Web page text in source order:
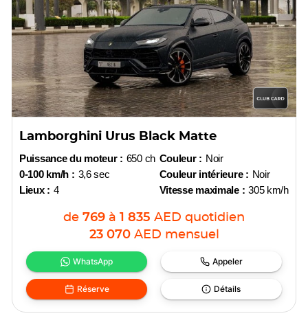
Lamborghini Urus Black Matte
Puissance du moteur : 650 ch
0-100 km/h : 3,6 sec
Lieux : 4
Couleur : Noir
Couleur intérieure : Noir
Vitesse maximale : 305 km/h
de 769 à 1 835 AED quotidien
23 070 AED mensuel
WhatsApp Appeler
Réserve Détails